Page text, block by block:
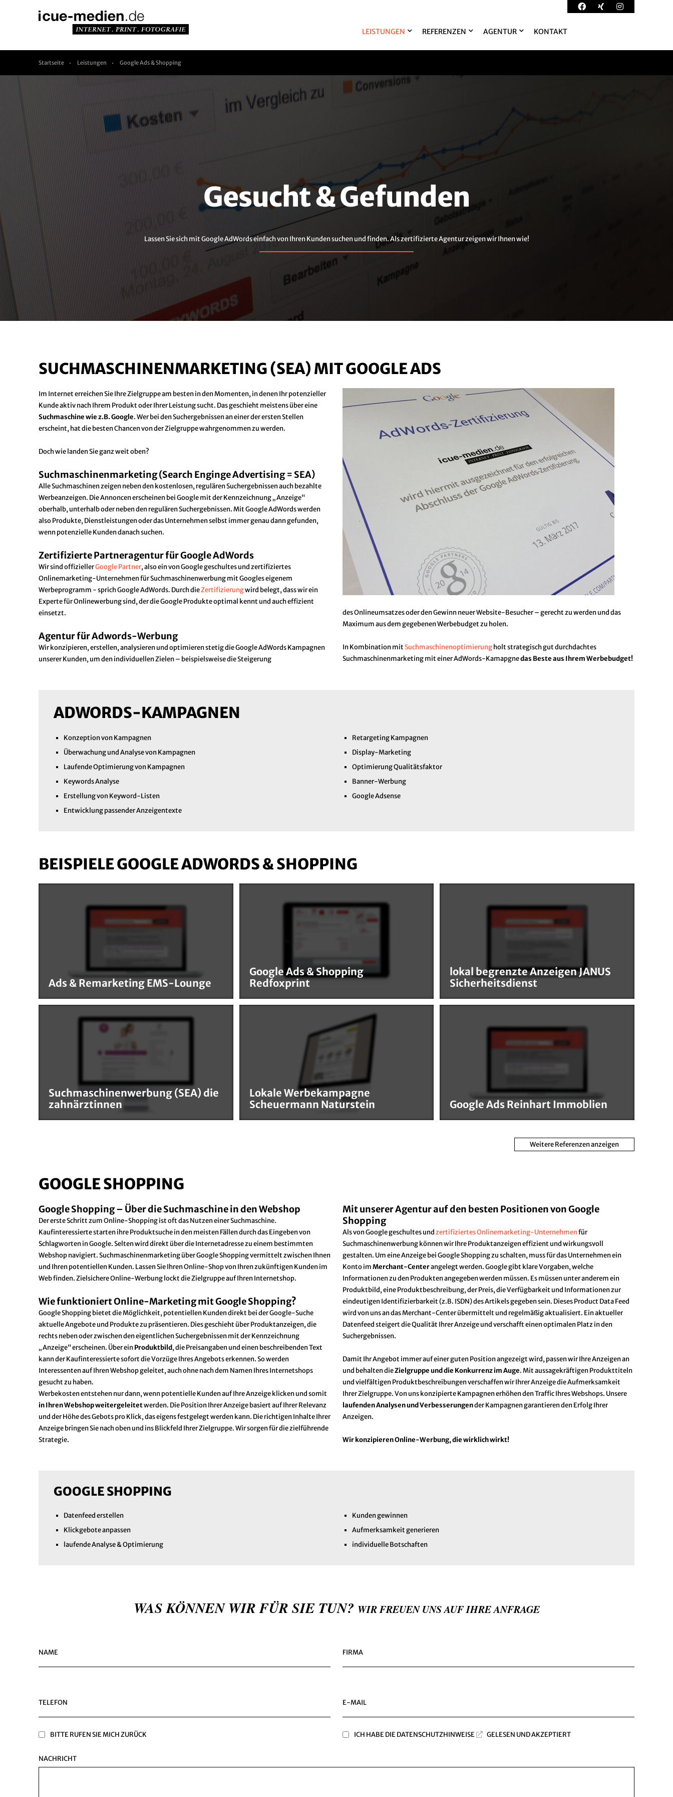
LEISTUNGEN REFERENZEN AGENTUR KONTAKT
Startseite Leistungen Google Ads & Shopping
Gesucht & Gefunden
Lassen Sie sich mit Google AdWords einfach von Ihren Kunden suchen und finden. Als zertifizierte Agentur zeigen wir Ihnen wie!
SUCHMASCHINENMARKETING (SEA) MIT GOOGLE ADS
Im Internet erreichen Sie Ihre Zielgruppe am besten in den Momenten, in denen Ihr potenzieller
Kunde aktiv nach Ihrem Produkt oder Ihrer Leistung sucht. Das geschieht meistens über eine
Suchmaschine wie z.B. Google. Wer bei den Suchergebnissen an einer der ersten Stellen
erscheint, hat die besten Chancen von der Zielgruppe wahrgenommen zu werden.
Doch wie landen Sie ganz weit oben?
Suchmaschinenmarketing (Search Enginge Advertising = SEA)
Alle Suchmaschinen zeigen neben den kostenlosen, regulären Suchergebnissen auch bezahlte
Werbeanzeigen. Die Annoncen erscheinen bei Google mit der Kennzeichnung „Anzeige“
oberhalb, unterhalb oder neben den regulären Suchergebnissen. Mit Google AdWords werden
also Produkte, Dienstleistungen oder das Unternehmen selbst immer genau dann gefunden,
wenn potenzielle Kunden danach suchen.
Zertifizierte Partneragentur für Google AdWords
Wir sind offiziellerGoogle Partner, also ein von Google geschultes und zertifiziertes
Onlinemarketing-Unternehmen für Suchmaschinenwerbung mit Googles eigenem
Werbeprogramm - sprich Google AdWords. Durch dieZertifizierungwird belegt, dass wir ein
Experte für Onlinewerbung sind, der die Google Produkte optimal kennt und auch effizient
einsetzt.
Agentur für Adwords-Werbung
Wir konzipieren, erstellen, analysieren und optimieren stetig die Google AdWords Kampagnen
unserer Kunden, um den individuellen Zielen – beispielsweise die Steigerung
des Onlineumsatzes oder den Gewinn neuer Website-Besucher – gerecht zu werden und das
Maximum aus dem gegebenen Werbebudget zu holen.
In Kombination mitSuchmaschinenoptimierungholt strategisch gut durchdachtes
Suchmaschinenmarketing mit einer AdWords-Kamapgnedas Beste aus Ihrem Werbebudget!
ADWORDS-KAMPAGNEN
Konzeption von Kampagnen
Überwachung und Analyse von Kampagnen
Laufende Optimierung von Kampagnen
Keywords Analyse
Erstellung von Keyword-Listen
Entwicklung passender Anzeigentexte
Retargeting Kampagnen
Display-Marketing
Optimierung Qualitätsfaktor
Banner-Werbung
Google Adsense
BEISPIELE GOOGLE ADWORDS & SHOPPING
Ads & Remarketing EMS-Lounge
Google Ads & Shopping
Redfoxprint
lokal begrenzte Anzeigen JANUS
Sicherheitsdienst
Suchmaschinenwerbung (SEA) die
zahnärztinnen
Lokale Werbekampagne
Scheuermann Naturstein
Google Ads Reinhart Immoblien
Weitere Referenzen anzeigen
GOOGLE SHOPPING
Google Shopping – Über die Suchmaschine in den Webshop
Der erste Schritt zum Online-Shopping ist oft das Nutzen einer Suchmaschine.
Kaufinteressierte starten ihre Produktsuche in den meisten Fällen durch das Eingeben von
Schlagworten in Google. Selten wird direkt über die Internetadresse zu einem bestimmten
Webshop navigiert. Suchmaschinenmarketing über Google Shopping vermittelt zwischen Ihnen
und Ihren potentiellen Kunden. Lassen Sie Ihren Online-Shop von Ihren zukünftigen Kunden im
Web finden. Zielsichere Online-Werbung lockt die Zielgruppe auf Ihren Internetshop.
Wie funktioniert Online-Marketing mit Google Shopping?
Google Shopping bietet die Möglichkeit, potentiellen Kunden direkt bei der Google-Suche
aktuelle Angebote und Produkte zu präsentieren. Dies geschieht über Produktanzeigen, die
rechts neben oder zwischen den eigentlichen Suchergebnissen mit der Kennzeichnung
„Anzeige“ erscheinen. Über einProduktbild, die Preisangaben und einen beschreibenden Text
kann der Kaufinteressierte sofort die Vorzüge Ihres Angebots erkennen. So werden
Interessenten auf Ihren Webshop geleitet, auch ohne nach dem Namen Ihres Internetshops
gesucht zu haben.
Werbekosten entstehen nur dann, wenn potentielle Kunden auf Ihre Anzeige klicken und somit
in Ihren Webshop weitergeleitetwerden. Die Position Ihrer Anzeige basiert auf Ihrer Relevanz
und der Höhe des Gebots pro Klick, das eigens festgelegt werden kann. Die richtigen Inhalte Ihrer
Anzeige bringen Sie nach oben und ins Blickfeld Ihrer Zielgruppe. Wir sorgen für die zielführende
Strategie.
Mit unserer Agentur auf den besten Positionen von Google
Shopping
Als von Google geschultes undzertifiziertes Onlinemarketing-Unternehmenfür
Suchmaschinenwerbung können wir Ihre Produktanzeigen effizient und wirkungsvoll
gestalten. Um eine Anzeige bei Google Shopping zu schalten, muss für das Unternehmen ein
Konto imMerchant-Centerangelegt werden. Google gibt klare Vorgaben, welche
Informationen zu den Produkten angegeben werden müssen. Es müssen unter anderem ein
Produktbild, eine Produktbeschreibung, der Preis, die Verfügbarkeit und Informationen zur
eindeutigen Identifizierbarkeit (z.B. ISDN) des Artikels gegeben sein. Dieses Product Data Feed
wird von uns an das Merchant-Center übermittelt und regelmäßig aktualisiert. Ein aktueller
Datenfeed steigert die Qualität Ihrer Anzeige und verschafft einen optimalen Platz in den
Suchergebnissen.
Damit Ihr Angebot immer auf einer guten Position angezeigt wird, passen wir Ihre Anzeigen an
und behalten dieZielgruppe und die Konkurrenz im Auge. Mit aussagekräftigen Produkttiteln
und vielfältigen Produktbeschreibungen verschaffen wir Ihrer Anzeige die Aufmerksamkeit
Ihrer Zielgruppe. Von uns konzipierte Kampagnen erhöhen den Traffic Ihres Webshops. Unsere
laufenden Analysen und Verbesserungender Kampagnen garantieren den Erfolg Ihrer
Anzeigen.
Wir konzipieren Online-Werbung, die wirklich wirkt!
GOOGLE SHOPPING
Datenfeed erstellen
Klickgebote anpassen
laufende Analyse & Optimierung
Kunden gewinnen
Aufmerksamkeit generieren
individuelle Botschaften
WAS KÖNNEN WIR FÜR SIE TUN? WIR FREUEN UNS AUF IHRE ANFRAGE
NAME FIRMA
TELEFON E-MAIL
BITTE RUFEN SIE MICH ZURÜCK ICH HABE DIEDATENSCHUTZHINWEISE GELESEN UND AKZEPTIERT
NACHRICHT